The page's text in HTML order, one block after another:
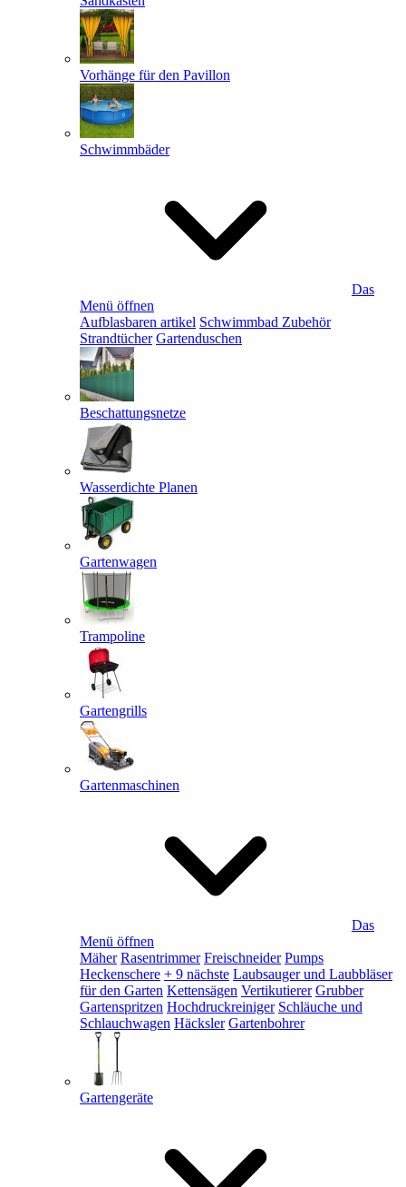
Vorhänge für den Pavillon
Schwimmbäder
Das
Menü öffnen
Aufblasbaren artikel Schwimmbad Zubehör
Strandtücher Gartenduschen
Beschattungsnetze
Wasserdichte Planen
Gartenwagen
Trampoline
Gartengrills
Gartenmaschinen
Das
Menü öffnen
Mäher Rasentrimmer Freischneider Pumps
Heckenschere + 9 nächste Laubsauger und Laubbläser
für den Garten Kettensägen Vertikutierer Grubber
Gartenspritzen Hochdruckreiniger Schläuche und
Schlauchwagen Häcksler Gartenbohrer
Gartengeräte